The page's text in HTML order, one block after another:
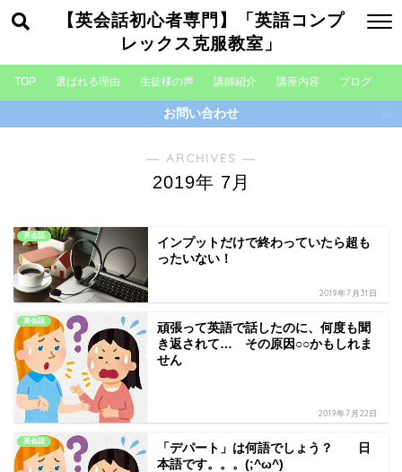
【英会話初心者専門】「英語コンプ
レックス克服教室」
TOP 選ばれる理由 生徒様の声 講師紹介 講座内容 ブログ
お問い合わせ
― ARCHIVES ―
2019年 7月
英会話
インプットだけで終わっていたら超も
ったいない！
2019年7月31日
英会話
頑張って英語で話したのに、何度も聞
き返されて… その原因○○かもしれま
せん
2019年7月22日
英会話
「デパート」は何語でしょう？ 日
本語です。。。(;^ω^)